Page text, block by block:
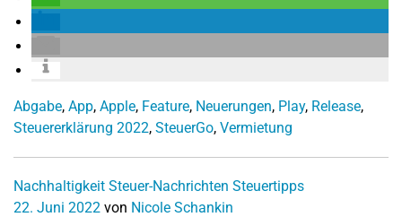
Abgabe, App, Apple, Feature, Neuerungen, Play, Release,
Steuererklärung 2022, SteuerGo, Vermietung
Nachhaltigkeit Steuer-Nachrichten Steuertipps
22. Juni 2022 von Nicole Schankin